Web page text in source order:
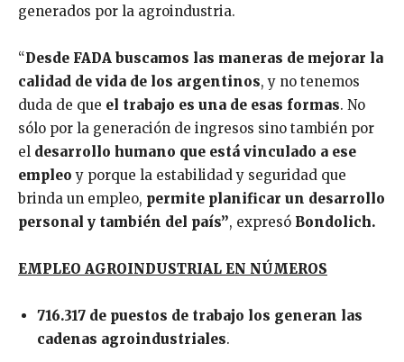
generados por la agroindustria.
“Desde FADA buscamos las maneras de mejorar la
calidad de vida de los argentinos, y no tenemos
duda de que el trabajo es una de esas formas. No
sólo por la generación de ingresos sino también por
el desarrollo humano que está vinculado a ese
empleo y porque la estabilidad y seguridad que
brinda un empleo, permite planificar un desarrollo
personal y también del país”, expresó Bondolich.
EMPLEO AGROINDUSTRIAL EN NÚMEROS
716.317 de puestos de trabajo los generan las
cadenas agroindustriales.